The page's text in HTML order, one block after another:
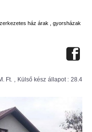
ház árak , gyorsházak
Ft. , Külső kész állapot : 28.4